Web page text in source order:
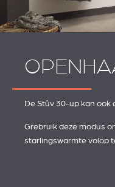
De Stûv 30-up kan ook
Grebruik deze modus
starlingswarmte volop